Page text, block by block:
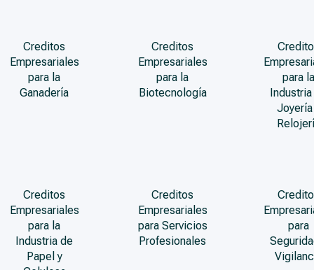
Creditos
Empresariales
para la
Ganadería
Creditos
Empresariales
para la
Biotecnología
para la
Joyería
Creditos
Empresariales
para la
Industria de
Papel y
Creditos
Empresariales
para Servicios
Profesionales
para